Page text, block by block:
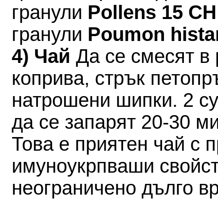
гранули Pollens 15
гранули Poumon
4) Чай Да се смесят в
коприва, стрък
натрошени шипки. 2
да се запарят 20-30
Това е приятен чай с
имуноукрпваши
неограничено дълго